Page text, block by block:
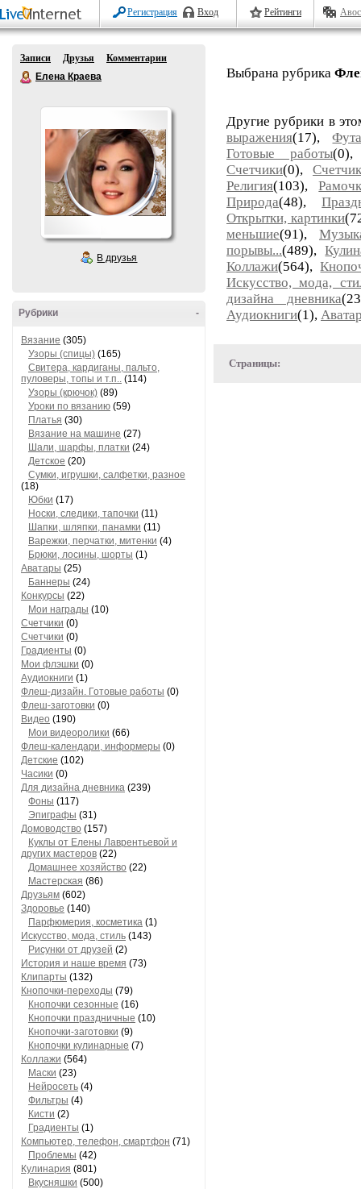
Регистрация Вход Рейтинги
Записи Друзья
Комментарии
Елена Краева
В друзья
-
Рубрики
Вязание (305)
Узоры (спицы) (165)
Свитера, кардиганы, пальто,
пуловеры, топы и т.п.. (114)
Узоры (крючок) (89)
Уроки по вязанию (59)
Платья (30)
Вязание на машине (27)
Шали, шарфы, платки (24)
Детское (20)
Сумки, игрушки, салфетки, разное
(18)
Юбки (17)
Носки, следики, тапочки (11)
Шапки, шляпки, панамки (11)
Варежки, перчатки, митенки (4)
Брюки, лосины, шорты (1)
Аватары (25)
Баннеры (24)
Конкурсы (22)
Мои награды (10)
Счетчики (0)
Счетчики (0)
Градиенты (0)
Мои флэшки (0)
Аудиокниги (1)
Флеш-дизайн. Готовые работы (0)
Флеш-заготовки (0)
Видео (190)
Мои видеоролики (66)
Флеш-календари, информеры (0)
Детские (102)
Часики (0)
Для дизайна дневника (239)
Фоны (117)
Эпиграфы (31)
Домоводство (157)
Куклы от Елены Лаврентьевой и
других мастеров (22)
Домашнее хозяйство (22)
Мастерская (86)
Друзьям (602)
Здоровье (140)
Парфюмерия, косметика (1)
Искусство, мода, стиль (143)
Рисунки от друзей (2)
История и наше время (73)
Клипарты (132)
Кнопочки-переходы (79)
Кнопочки сезонные (16)
Кнопочки праздничные (10)
Кнопочки-заготовки (9)
Кнопочки кулинарные (7)
Коллажи (564)
Маски (23)
Нейросеть (4)
Фильтры (4)
Кисти (2)
Градиенты (1)
Компьютер, телефон, смартфон (71)
Проблемы (42)
Кулинария (801)
Вкусняшки (500)
Выбрана рубрика
Другие рубрики в
выражения(17),
Готовые работы
Счетчики(0),
Религия(103),
Природа(48),
Открытки, картинки
меньшие(91),
порывы...(489),
Коллажи(564),
Искусство, мода,
дизайна дневника
Аудиокниги(1),
Страницы: